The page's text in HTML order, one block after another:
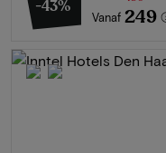
-43%
Vanaf 249